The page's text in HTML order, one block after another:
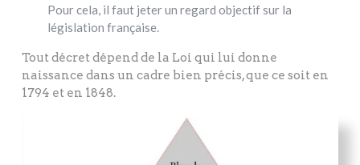
Pour cela, il faut jeter un regard objectif sur la
législation française.
Tout décret dépend de la Loi qui lui donne
naissance dans un cadre bien précis, que ce soit en
1794 et en 1848.